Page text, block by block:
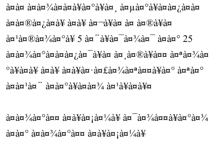
à¤à¤ à¤à¤¾à¤à¤à¥à¤°à¥à¤¸ à¤µà¤°à¥à¤à¤¿à¤à¤
à¤à¤®à¤¿à¤à¥ à¤à¥ à¤¬à¥à¤ à¤ à¤®à¥à¤
à¤¹à¤®à¤¾à¤°à¥ 5 à¤¨à¥à¤¯à¤¾à¤¯ à¤à¤° 25
à¤à¤¾à¤°à¤à¤à¤¿à¤¯à¥à¤ à¤¸à¤®à¥à¤¤ à¤ªà¤¾à¤
°à¥à¤à¥ à¤à¥ à¤à¥à¤·à¤£à¤¾à¤ªà¤¤à¥à¤° à¤ªà¤°
à¤à¤¹à¤¨ à¤à¤°à¥à¤à¤¾ à¤¹à¥à¤à¥¤
à¤­à¤¾à¤°à¤¤ à¤à¥à¤¡à¤¼à¥ à¤¯à¤¾à¤¤à¥à¤°à¤¾
à¤à¤° à¤­à¤¾à¤°à¤¤ à¤à¥à¤¡à¤¼à¥